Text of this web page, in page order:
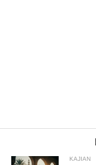
KAJIAN